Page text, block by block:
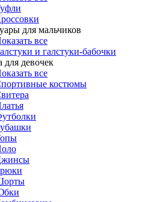
для мальчиков
все
и галстуки-бабочки
для девочек
все
костюмы